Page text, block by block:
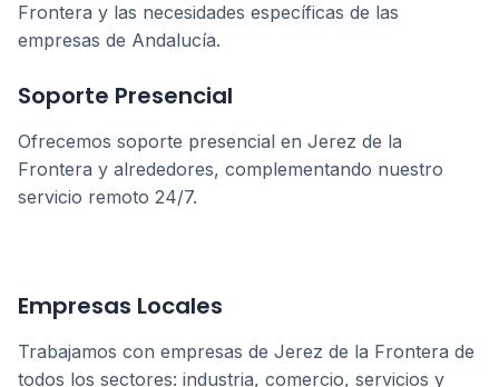
Frontera y las necesidades específicas de las
empresas de Andalucía.
Soporte Presencial
Ofrecemos soporte presencial en Jerez de la
Frontera y alrededores, complementando nuestro
servicio remoto 24/7.
Empresas Locales
Trabajamos con empresas de Jerez de la Frontera de
todos los sectores: industria, comercio, servicios y